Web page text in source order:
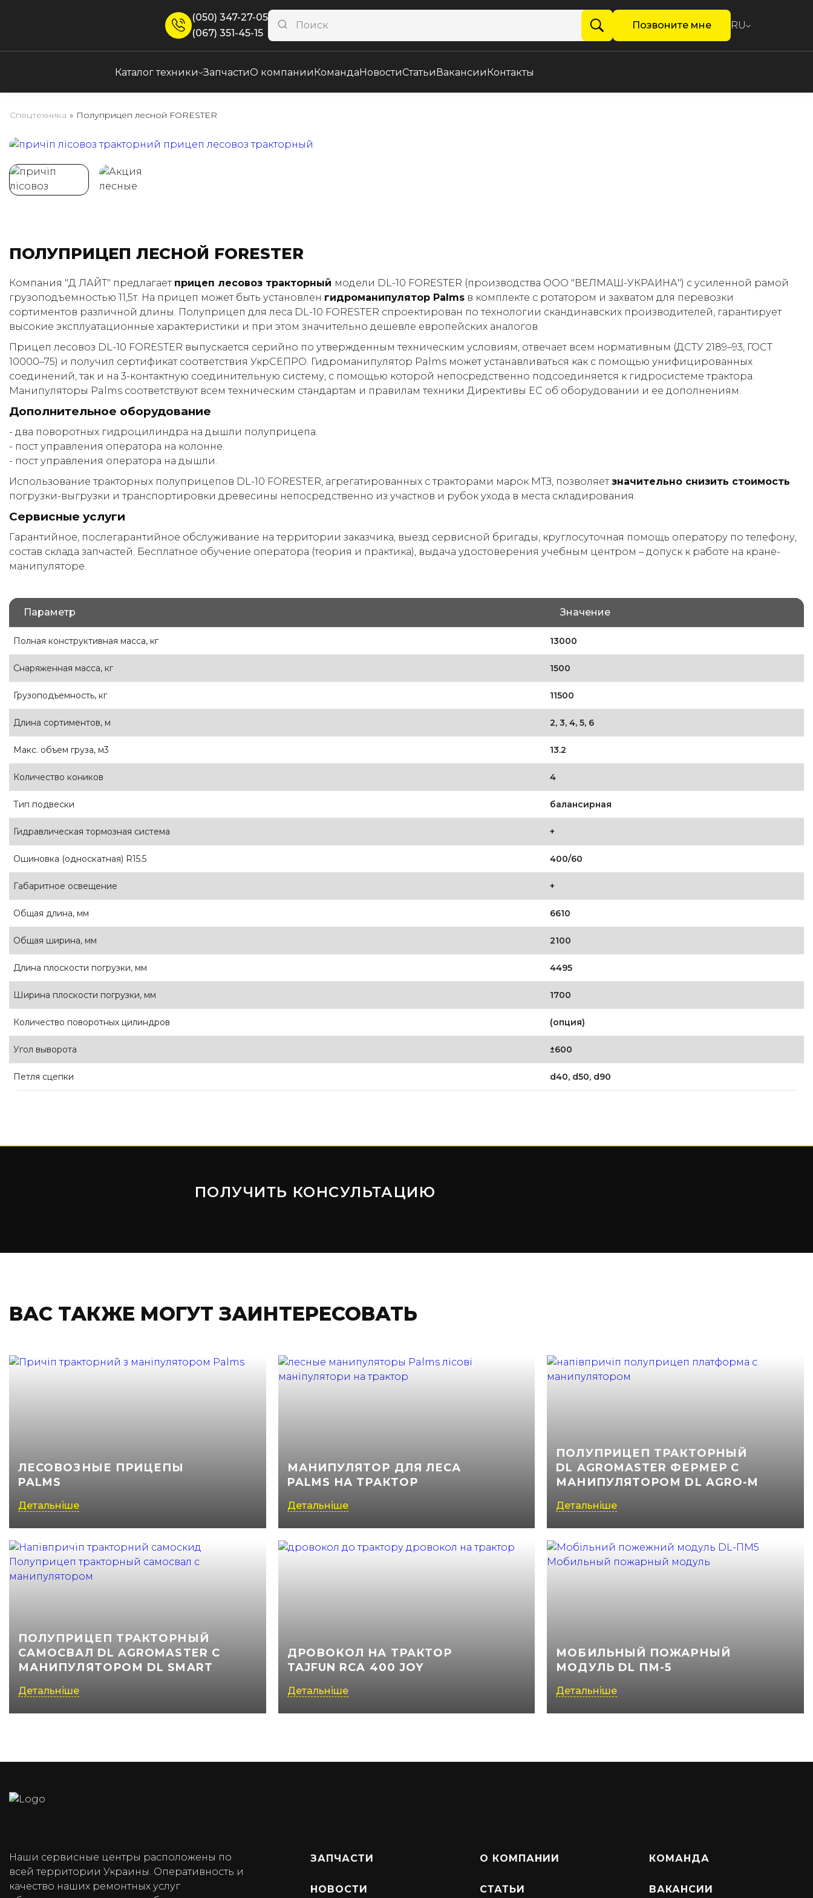
(050) 347-27-05
(067) 351-45-15
Позвоните мне RU
Каталог техники ЗапчастиО компанииКомандаНовостиСтатьиВакансииКонтакты
Спецтехника » Полуприцеп лесной FORESTER
ПОЛУПРИЦЕП ЛЕСНОЙ FORESTER
Компания "Д ЛАЙТ" предлагает прицеп лесовоз тракторный модели DL-10 FORESTER (производства ООО "ВЕЛМАШ-УКРАИНА") с усиленной рамой
грузоподъемностью 11,5т. На прицеп может быть установлен гидроманипулятор Palms в комплекте с ротатором и захватом для перевозки
сортиментов различной длины. Полуприцеп для леса DL-10 FORESTER спроектирован по технологии скандинавских производителей, гарантирует
высокие эксплуатационные характеристики и при этом значительно дешевле европейских аналогов.
Прицеп лесовоз DL-10 FORESTER выпускается серийно по утвержденным техническим условиям, отвечает всем нормативным (ДСТУ 2189–93, ГОСТ
10000–75) и получил сертификат соответствия УкрСЕПРО. Гидроманипулятор Palms может устанавливаться как с помощью унифицированных
соединений, так и на 3-контактную соединительную систему, с помощью которой непосредственно подсоединяется к гидросистеме трактора.
Манипуляторы Palms соответствуют всем техническим стандартам и правилам техники Директивы ЕС об оборудовании и ее дополнениям.
Дополнительное оборудование
- два поворотных гидроцилиндра на дышли полуприцепа.
- пост управления оператора на колонне.
- пост управления оператора на дышли.
Использование тракторных полуприцепов DL-10 FORESTER, агрегатированных с тракторами марок МТЗ, позволяетзначительно снизить стоимость
погрузки-выгрузки и транспортировки древесины непосредственно из участков и рубок ухода в места складирования.
Сервисные услуги
Гарантийное, послегарантийное обслуживание на территории заказчика, выезд сервисной бригады, круглосуточная помощь оператору по телефону,
состав склада запчастей. Бесплатное обучение оператора (теория и практика), выдача удостоверения учебным центром – допуск к работе на кране-
манипуляторе.
Параметр Значение
Полная конструктивная масса, кг 13000
Снаряженная масса, кг 1500
Грузоподъемность, кг 11500
Длина сортиментов, м 2, 3, 4, 5, 6
Maкс. объем груза, м3 13.2
Количество коников 4
Тип подвески балансирная
Гидравлическая тормозная система +
Ошиновка (односкатная) R15.5 400/60
Габаритное освещение +
Общая длина, мм 6610
Общая ширина, мм 2100
Длина плоскости погрузки, мм 4495
Ширина плоскости погрузки, мм 1700
Количество поворотных цилиндров (опция)
Угол выворота ±600
Петля сцепки d40, d50, d90
ПОЛУЧИТЬ КОНСУЛЬТАЦИЮ
ВАС ТАКЖЕ МОГУТ ЗАИНТЕРЕСОВАТЬ
ЛЕСОВОЗНЫЕ ПРИЦЕПЫ
PALMS
Детальніше
МАНИПУЛЯТОР ДЛЯ ЛЕСА
PALMS НА ТРАКТОР
Детальніше
ПОЛУПРИЦЕП ТРАКТОРНЫЙ
DL AGROMASTER ФЕРМЕР С
МАНИПУЛЯТОРОМ DL AGRO-M
Детальніше
ПОЛУПРИЦЕП ТРАКТОРНЫЙ
САМОСВАЛ DL AGROMASTER С
МАНИПУЛЯТОРОМ DL SMART
Детальніше
ДРОВОКОЛ НА ТРАКТОР
TAJFUN RCA 400 JOY
Детальніше
МОБИЛЬНЫЙ ПОЖАРНЫЙ
МОДУЛЬ DL ПМ-5
Детальніше
Наши сервисные центры расположены по
всей территории Украины. Оперативность и
качество наших ремонтных услуг
ЗАПЧАСТИ О КОМПАНИИ КОМАНДА
НОВОСТИ СТАТЬИ ВАКАНСИИ